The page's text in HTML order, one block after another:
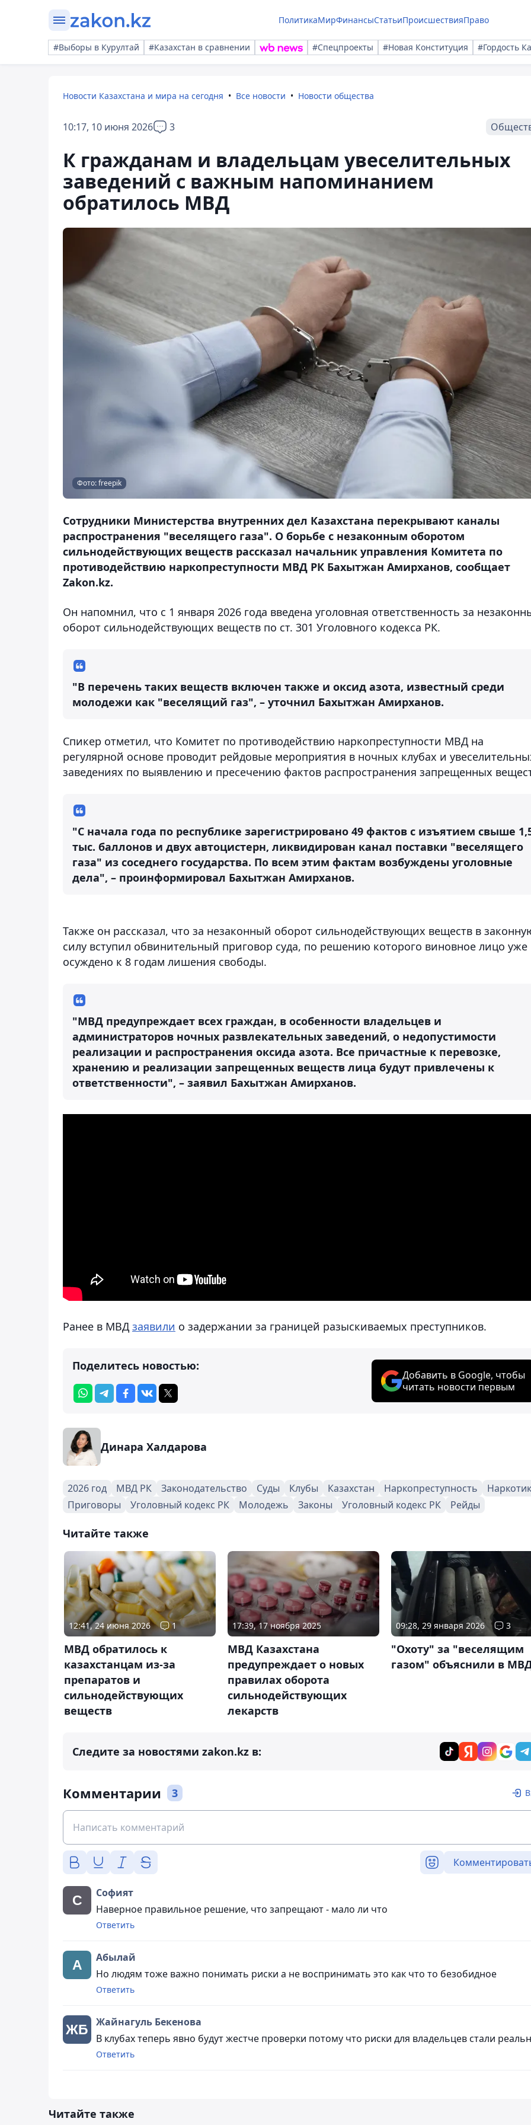
ПолитикаМирФинансыСтатьиПроисшествияПраво
#Выборы в Курултай #Казахстан в сравнении #Спецпроекты #Новая Конституция #Гордость
Новости Казахстана и мира на сегодня Все новости Новости общества
10:17, 10 июня 2026 3
К гражданам и владельцам увеселительных
заведений с важным напоминанием
обратилось МВД
Фото: freepik
Сотрудники Министерства внутренних дел Казахстана перекрывают каналы
распространения "веселящего газа". О борьбе с незаконным оборотом
сильнодействующих веществ рассказал начальник управления Комитета по
противодействию наркопреступности МВД РК Бахытжан Амирханов, сообщает
Zakon.kz.
Он напомнил, что с 1 января 2026 года введена уголовная ответственность за
оборот сильнодействующих веществ по ст. 301 Уголовного кодекса РК.
"В перечень таких веществ включен также и оксид азота, известный среди
молодежи как "веселящий газ", – уточнил Бахытжан Амирханов.
Спикер отметил, что Комитет по противодействию наркопреступности МВД на
регулярной основе проводит рейдовые мероприятия в ночных клубах и
заведениях по выявлению и пресечению фактов распространения запрещенных
"С начала года по республике зарегистрировано 49 фактов с изъятием свыше
тыс. баллонов и двух автоцистерн, ликвидирован канал поставки "веселящего
газа" из соседнего государства. По всем этим фактам возбуждены уголовные
дела", – проинформировал Бахытжан Амирханов.
Также он рассказал, что за незаконный оборот сильнодействующих веществ в
силу вступил обвинительный приговор суда, по решению которого виновное лицо уже
осуждено к 8 годам лишения свободы.
"МВД предупреждает всех граждан, в особенности владельцев и
администраторов ночных развлекательных заведений, о недопустимости
реализации и распространения оксида азота. Все причастные к перевозке,
хранению и реализации запрещенных веществ лица будут привлечены к
ответственности", – заявил Бахытжан Амирханов.
Ранее в МВД заявили о задержании за границей разыскиваемых преступников.
Поделитесь новостью:
Добавить в Google, чтобы
читать новости первым
Динара Халдарова
2026 год МВД РК Законодательство Суды Клубы Казахстан Наркопреступность
Приговоры
Уголовный кодекс РК Молодежь Законы Уголовный кодекс РК Рейды
Читайте также
12:41, 24 июня 2026 1
МВД обратилось к
казахстанцам из-за
препаратов и
сильнодействующих
веществ
17:39, 17 ноября 2025
МВД Казахстана
предупреждает о новых
правилах оборота
сильнодействующих
лекарств
09:28, 29 января 2026 3
"Охоту" за "веселящим
газом" объяснили в
Следите за новостями zakon.kz в:
Комментарии 3
Софият
Наверное правильное решение, что запрещают - мало ли что
Ответить
Абылай
Но людям тоже важно понимать риски а не воспринимать это как что то безобидное
Ответить
Жайнагуль Бекенова
В клубах теперь явно будут жестче проверки потому что риски для владельцев стали
Ответить
Читайте также